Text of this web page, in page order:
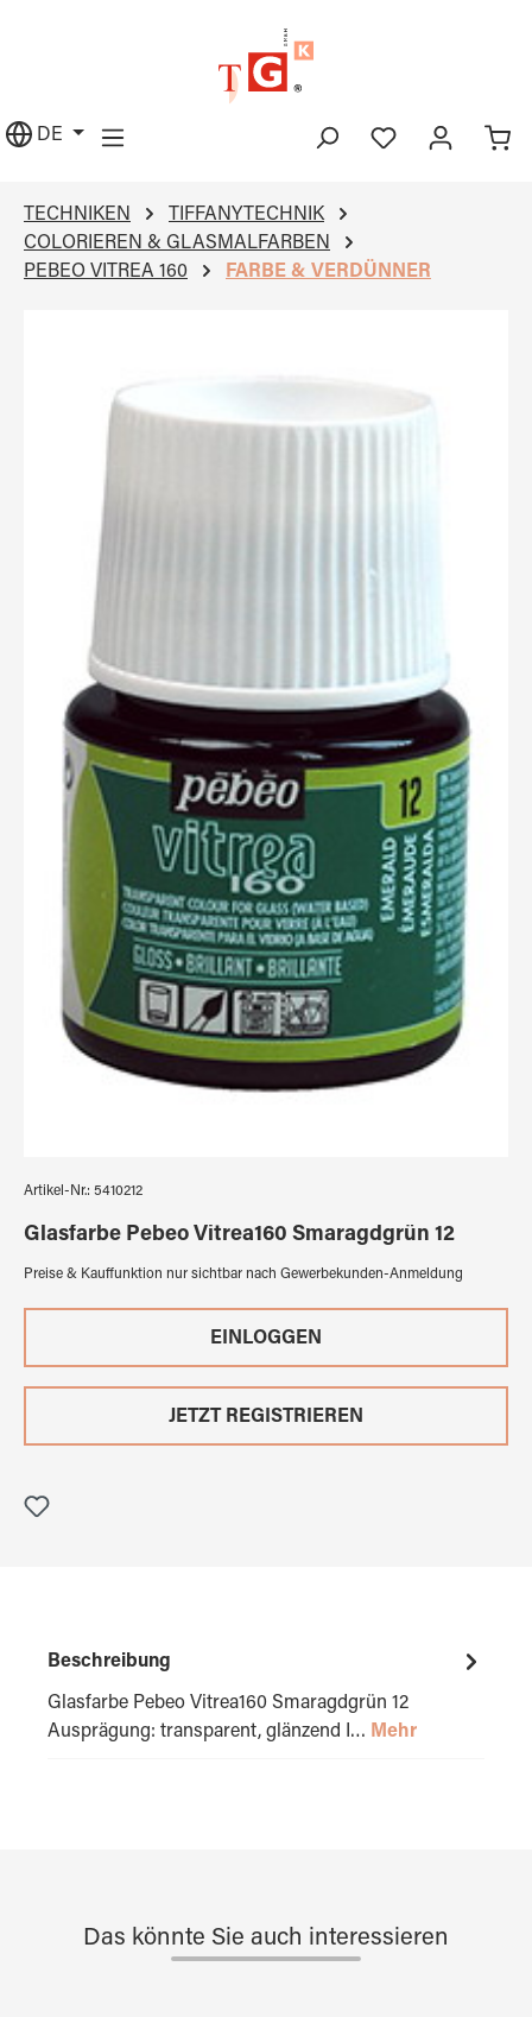
DE
TECHNIKEN
TIFFANYTECHNIK
COLORIEREN & GLASMALFARBEN
PEBEO VITREA 160
FARBE & VERDÜNNER
Artikel-Nr.: 5410212
Glasfarbe Pebeo Vitrea160 Smaragdgrün 12
Preise & Kauffunktion nur sichtbar nach Gewerbekunden-Anmeldung
EINLOGGEN
JETZT REGISTRIEREN
Beschreibung
Glasfarbe Pebeo Vitrea160 Smaragdgrün 12
Ausprägung: transparent, glänzend I… Mehr
Das könnte Sie auch interessieren